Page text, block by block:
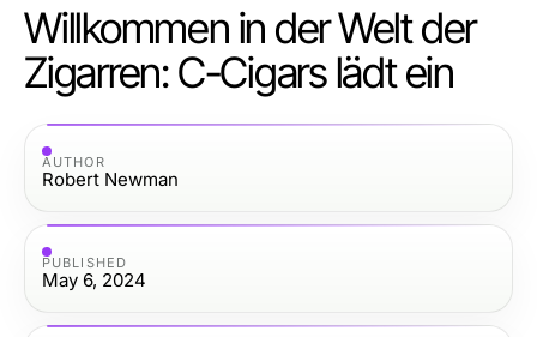
Willkommen in der Welt der
Zigarren: C-Cigars lädt ein
AUTHOR
Robert Newman
PUBLISHED
May 6, 2024